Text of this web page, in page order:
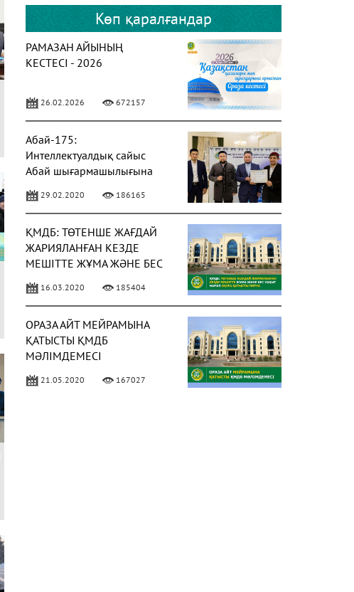
Көп қаралғандар
РАМАЗАН АЙЫНЫҢ
КЕСТЕСІ - 2026
26.02.2026 672157
Абай-175:
Интеллектуалдық сайыс
Абай шығармашылығына
29.02.2020 186165
ҚМДБ: ТӨТЕНШЕ ЖАҒДАЙ
ЖАРИЯЛАНҒАН КЕЗДЕ
МЕШІТТЕ ЖҰМА ЖӘНЕ БЕС
ҚАТЫСТЫ ПӘТУА
16.03.2020 185404
ОРАЗА АЙТ МЕЙРАМЫНА
ҚАТЫСТЫ ҚМДБ
МӘЛІМДЕМЕСІ
21.05.2020 167027